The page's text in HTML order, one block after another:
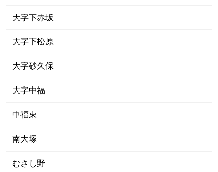
大字下赤坂
大字下松原
大字砂久保
大字中福
中福東
南大塚
むさし野